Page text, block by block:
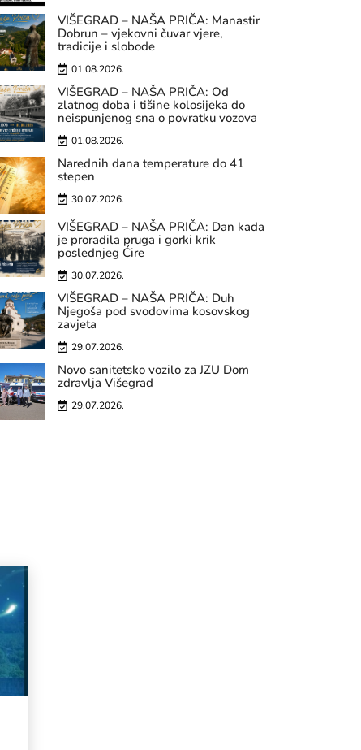
VIŠEGRAD – NAŠA PRIČA: Manastir
Dobrun – vjekovni čuvar vjere,
tradicije i slobode
01.08.2026.
VIŠEGRAD – NAŠA PRIČA: Od
zlatnog doba i tišine kolosijeka do
neispunjenog sna o povratku vozova
01.08.2026.
Narednih dana temperature do 41
stepen
30.07.2026.
VIŠEGRAD – NAŠA PRIČA: Dan kada
je proradila pruga i gorki krik
poslednjeg Ćire
30.07.2026.
VIŠEGRAD – NAŠA PRIČA: Duh
Njegoša pod svodovima kosovskog
zavjeta
29.07.2026.
Novo sanitetsko vozilo za JZU Dom
zdravlja Višegrad
29.07.2026.